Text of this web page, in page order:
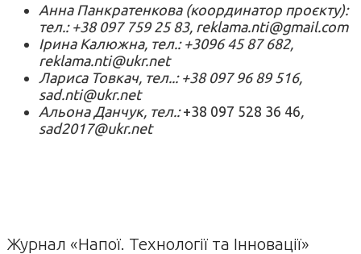
Анна Панкратенкова (координатор проєкту):
тел.: +38 097 759 25 83, reklama.nti@gmail.com
Ірина Калюжна, тел.: +3096 45 87 682,
reklama.nti@ukr.net
Лариса Товкач, тел..: +38 097 96 89 516,
sad.nti@ukr.net
Альона Данчук, тел.:+38 097 528 36 46
sad2017@ukr.net
Журнал «Напої. Технології та Інновації»